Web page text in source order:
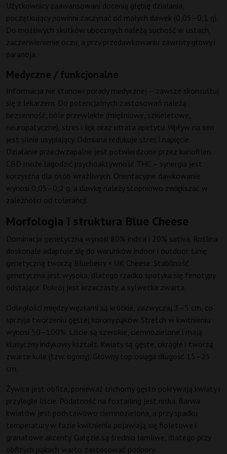
Użytkownicy zaawansowani docenią głębię działania,
początkujący powinni zaczynać od małych dawek (0,05–0,1 g).
Do możliwych skutków ubocznych należą suchość w ustach,
zaczerwienienie oczu, a przy przedawkowaniu zawroty głowy i
paranoja.
Medyczne / funkcjonalne
Informacja nie stanowi porady medycznej – zawsze skonsultuj
się z lekarzem. Do potencjalnych zastosowań należą
bezsenność, bóle przewlekłe (mięśniowe, szkieletowe,
neuropatyczne), stres i lęk oraz utrata apetytu. Wpływ na sen
jest silnie usypiający. Odmiana redukuje stres i napięcie.
Działanie przeciwzapalne jest potwierdzone przez kariofilen.
CBD może łagodzić psychoaktywność THC – synergia jest
korzystna dla osób wrażliwych. Orientacyjne dawkowanie
wynosi 0,05–0,2 g, a dawkę należy stopniowo zwiększać w
zależności od tolerancji.
Morfologia i struktura Blue Cheese
Dominacja genetyczna wynosi 80% indica i 20% sativa. Roślina
doskonale adaptuje się do warunków indoor i outdoor. Linię
genetyczną tworzą Blueberry × UK Cheese. Stabilność
genetyczna jest wysoka, dlatego rzadko spotyka się fenotypy
odstające. Pokrój jest krzaczasty, a sylwetka zwarta.
Odległości między węzłami są krótkie, zazwyczaj 3–5 cm, co
sprzyja tworzeniu gęstej korony pąków. Stretch w kwitnieniu
wynosi 50–100%. Liście są szerokie, ciemnozielone i mają
klasyczny indykowy kształt. Kwiaty są gęste, okrągłe i tworzą
zwarte kule (tzw. ogony). Główny top osiąga długość 15–25
cm.
Żywica jest obfita, ponieważ trichomy gęsto pokrywają kwiaty i
przyległe liście. Podatność na foxtailing jest niska. Barwa
kwiatów jest podstawowo ciemnozielona, a przy spadku
temperatury w fazie kwitnienia pojawiają się fioletowe i
granatowe akcenty. Gałęzie są średnio łamliwe, dlatego przy
obfitych pąkach warto zastosować podpory.